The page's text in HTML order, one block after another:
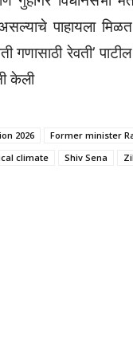
पाहायला मिळत
गणासाठी रेवती’
केली
2026 Former minister
climate Shiv Sena